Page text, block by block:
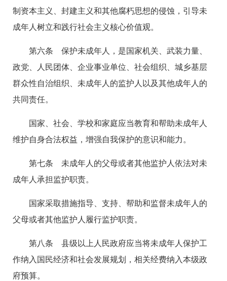
制资本主义、封建主义和其他腐朽思想的侵蚀，引导未
成年人树立和践行社会主义核心价值观。
第六条 保护未成年人，是国家机关、武装力量、
政党、人民团体、企业事业单位、社会组织、城乡基层
群众性自治组织、未成年人的监护人以及其他成年人的
共同责任。
国家、社会、学校和家庭应当教育和帮助未成年人
维护自身合法权益，增强自我保护的意识和能力。
第七条 未成年人的父母或者其他监护人依法对未
成年人承担监护职责。
国家采取措施指导、支持、帮助和监督未成年人的
父母或者其他监护人履行监护职责。
第八条 县级以上人民政府应当将未成年人保护工
作纳入国民经济和社会发展规划，相关经费纳入本级政
府预算。